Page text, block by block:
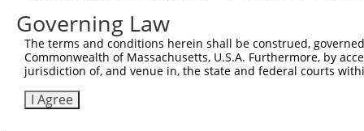
Governing Law
The terms and conditions herein shall be construed,
Commonwealth of Massachusetts, U.S.A. Furthermore, by
jurisdiction of, and venue in, the state and federal courts
I Agree